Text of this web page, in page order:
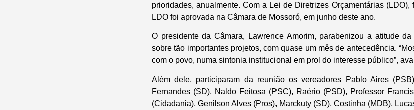
prioridades, anualmente. Com a Lei de Diretrizes Orçamentárias (LDO),
LDO foi aprovada na Câmara de Mossoró, em junho deste ano.
O presidente da Câmara, Lawrence Amorim, parabenizou a atitude
sobre tão importantes projetos, com quase um mês de antecedência.
com o povo, numa sintonia institucional em prol do interesse público”,
Além dele, participaram da reunião os vereadores Pablo Aires
Fernandes (SD), Naldo Feitosa (PSC), Raério (PSD), Professor
(Cidadania), Genilson Alves (Pros), Marckuty (SD), Costinha (MDB),